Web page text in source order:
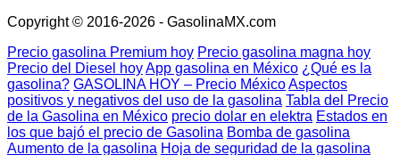
Copyright © 2016-2026 - GasolinaMX.com
Precio gasolina Premium hoy Precio gasolina magna hoy
Precio del Diesel hoyApp gasolina en México ¿Qué es la
gasolina? GASOLINA HOY – Precio MéxicoAspectos
positivos y negativos del uso de la gasolina Tabla del Precio
de la Gasolina en México precio dolar en elektra Estados en
los que bajó el precio de Gasolina Bomba de gasolina
Aumento de la gasolina Hoja de seguridad de la gasolina